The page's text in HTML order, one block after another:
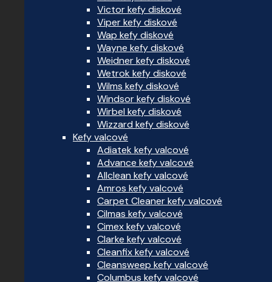
Victor kefy diskové
Viper kefy diskové
Wap kefy diskové
Wayne kefy diskové
Weidner kefy diskové
Wetrok kefy diskové
Wilms kefy diskové
Windsor kefy diskové
Wirbel kefy diskové
Wizzard kefy diskové
Kefy valcové
Adiatek kefy valcové
Advance kefy valcové
Allclean kefy valcové
Amros kefy valcové
Carpet Cleaner kefy valcové
Cilmas kefy valcové
Cimex kefy valcové
Clarke kefy valcové
Cleanfix kefy valcové
Cleansweep kefy valcové
Columbus kefy valcové